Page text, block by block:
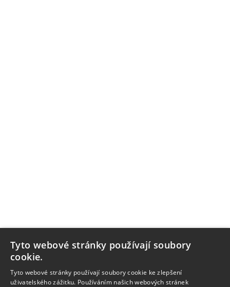
Tyto webové stránky používají soubory
cookie.
Tyto webové stránky používají soubory cookie ke zlepšení
uživatelského zážitku. Používáním našich webových stránek